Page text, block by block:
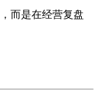
而是在经营复盘